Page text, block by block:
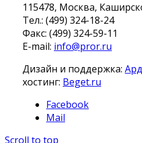
115478, Москва,
Тел.: (499) 324-18-24
Факс: (499) 324-59-11
E-mail: info@pror.ru
Дизайн и поддержка:
хостинг: Beget.ru
Facebook
Mail
Scroll to top